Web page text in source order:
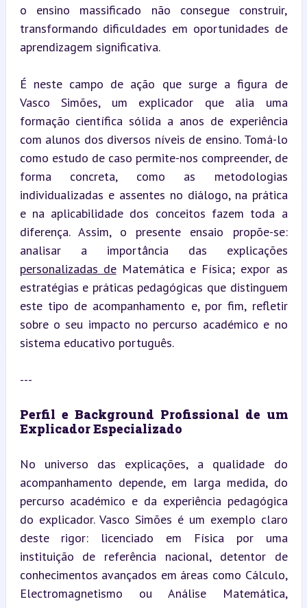
o ensino massificado não consegue construir,
transformando dificuldades em oportunidades de
aprendizagem significativa.
É neste campo de ação que surge a figura de
Vasco Simões, um explicador que alia uma
formação científica sólida a anos de experiência
com alunos dos diversos níveis de ensino. Tomá-lo
como estudo de caso permite-nos compreender, de
forma concreta, como as metodologias
individualizadas e assentes no diálogo, na prática
e na aplicabilidade dos conceitos fazem toda a
diferença. Assim, o presente ensaio propõe-se:
personalizadas de Matemática e Física; expor as
estratégias e práticas pedagógicas que distinguem
este tipo de acompanhamento e, por fim, refletir
sobre o seu impacto no percurso académico e no
sistema educativo português.
---
Perfil e Background Profissional de um
Explicador Especializado
No universo das explicações, a qualidade do
acompanhamento depende, em larga medida, do
percurso académico e da experiência pedagógica
do explicador. Vasco Simões é um exemplo claro
deste rigor: licenciado em Física por uma
instituição de referência nacional, detentor de
conhecimentos avançados em áreas como Cálculo,
Electromagnetismo ou Análise Matemática,